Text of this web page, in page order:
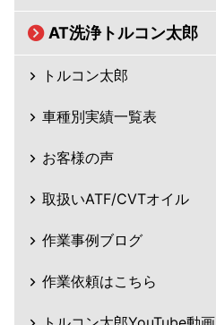
AT洗浄トルコン太郎
トルコン太郎
車種別実績一覧表
お客様の声
取扱いATF/CVTオイル
作業事例ブログ
作業依頼はこちら